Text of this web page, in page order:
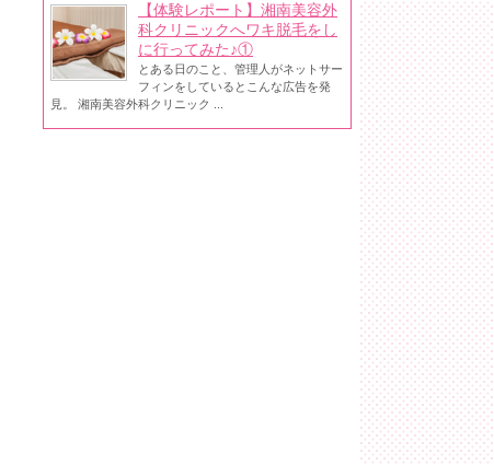
【体験レポート】湘南美容外
科クリニックへワキ脱毛をし
に行ってみた♪①
とある日のこと、管理人がネットサー
フィンをしているとこんな広告を発
見。 湘南美容外科クリニック ...